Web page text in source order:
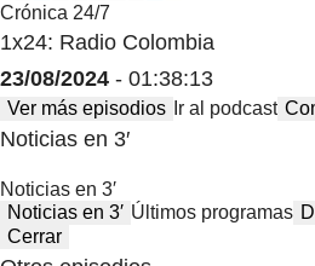
Crónica 24/7
1x24: Radio Colombia
23/08/2024 - 01:38:13
Ver más episodios Ir al podcast
Noticias en 3′
Noticias en 3′
Noticias en 3′ Últimos programas
Cerrar